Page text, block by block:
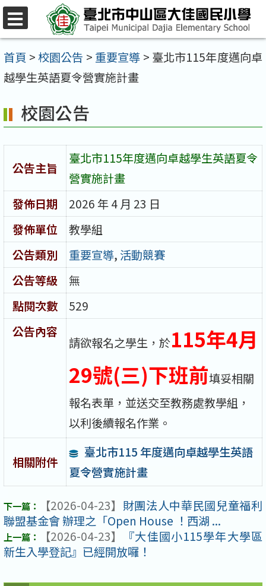
跳
至
主
要
容
區
首頁 >校園公告 > 重要宣導 > 臺北市115年度邁向卓
越學生英語夏令營實施計畫
校園公告
公告主旨
臺北市115年度邁向卓越學生英語夏令
營實施計畫
發佈日期
2026 年 4 月 23 日
發佈單位
教學組
公告類別
重要宣導, 活動競賽
公告等級
無
點閱次數
529
公告內容
請欲報名之學生，於115年4月
29號(三)下班前填妥相關
報名表單，並送交至教務處教學組，
以利後續報名作業。
相關附件
臺北市115 年度邁向卓越學生英語
夏令營實施計畫
【2026-04-23】 財團法人中華民國兒童福利
聯盟基金會 辦理之「Open House ！西湖 ...
【2026-04-23】
『大佳國小115學年大學區
新生入學登記』已經開放囉！
選
單